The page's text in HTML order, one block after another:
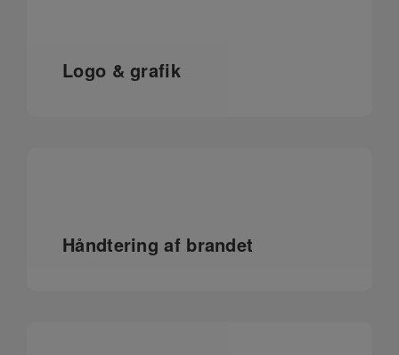
Logo & grafik
Håndtering af brandet